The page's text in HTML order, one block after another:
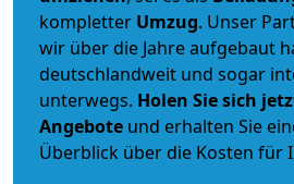
kompletter Umzug. Unser
wir über die Jahre aufgebaut
deutschlandweit und sogar
unterwegs. Holen Sie sich
Angebote und erhalten Sie
Überblick über die Kosten für